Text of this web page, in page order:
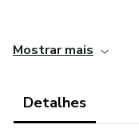
serviços digitais ou
Mostrar mais
Detalhes